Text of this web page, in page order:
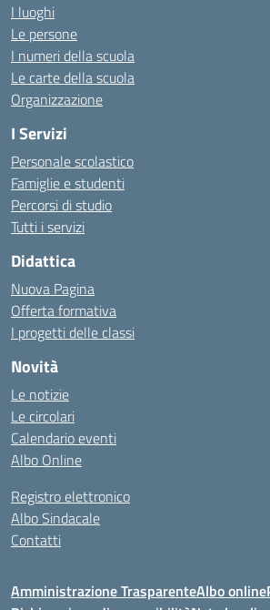
I luoghi
Le persone
I numeri della scuola
Le carte della scuola
Organizzazione
I Servizi
Personale scolastico
Famiglie e studenti
Percorsi di studio
Tutti i servizi
Didattica
Nuova Pagina
Offerta formativa
I progetti delle classi
Novità
Le notizie
Le circolari
Calendario eventi
Albo Online
Registro elettronico
Albo Sindacale
Contatti
Amministrazione TrasparenteAlbo online